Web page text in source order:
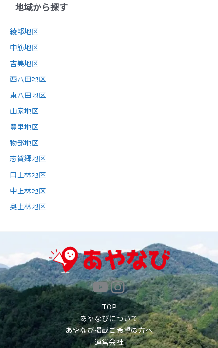
地域から探す
綾部地区
中筋地区
吉美地区
西八田地区
東八田地区
山家地区
豊里地区
物部地区
志賀郷地区
口上林地区
中上林地区
奥上林地区
YouTube
Instagram
TOP
あやなびについて
あやなび掲載ご希望の方へ
運営会社